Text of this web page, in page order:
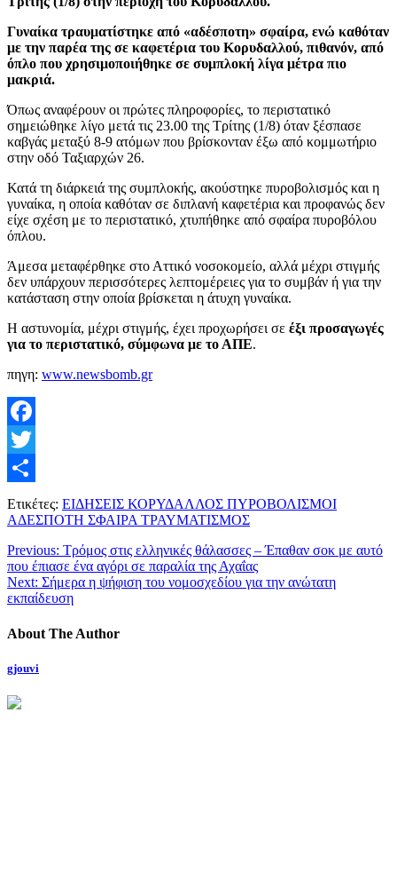
Γυναίκα τραυματίστηκε από «αδέσποτη» σφαίρα, ενώ καθόταν
με την παρέα της σε καφετέρια του Κορυδαλλού, πιθανόν, από
όπλο που χρησιμοποιήθηκε σε συμπλοκή λίγα μέτρα πιο
μακριά.
Όπως αναφέρουν οι πρώτες πληροφορίες, το περιστατικό
σημειώθηκε λίγο μετά τις 23.00 της Τρίτης (1/8) όταν ξέσπασε
καβγάς μεταξύ 8-9 ατόμων που βρίσκονταν έξω από κομμωτήριο
στην οδό Ταξιαρχών 26.
Κατά τη διάρκειά της συμπλοκής, ακούστηκε πυροβολισμός και η
γυναίκα, η οποία καθόταν σε διπλανή καφετέρια και προφανώς δεν
είχε σχέση με το περιστατικό, χτυπήθηκε από σφαίρα πυροβόλου
όπλου.
Άμεσα μεταφέρθηκε στο Αττικό νοσοκομείο, αλλά μέχρι στιγμής
δεν υπάρχουν περισσότερες λεπτομέρειες για το συμβάν ή για την
κατάσταση στην οποία βρίσκεται η άτυχη γυναίκα.
Η αστυνομία, μέχρι στιγμής, έχει προχωρήσει σε έξι προσαγωγές
για το περιστατικό, σύμφωνα με το ΑΠΕ.
πηγη: www.newsbomb.gr
Facebook
Twitter
Μοιραστείτε
Ετικέτες: ΕΙΔΗΣΕΙΣ ΚΟΡΥΔΑΛΛΟΣ ΠΥΡΟΒΟΛΙΣΜΟΙ
ΑΔΕΣΠΟΤΗ ΣΦΑΙΡΑ ΤΡΑΥΜΑΤΙΣΜΟΣ
Previous: Τρόμος στις ελληνικές θάλασσες – Έπαθαν σοκ με αυτό
που έπιασε ένα αγόρι σε παραλία της Αχαΐας
Next: Σήμερα η ψήφιση του νομοσχεδίου για την ανώτατη
εκπαίδευση
About The Author
gjouvi